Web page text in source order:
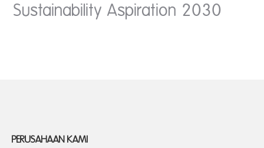
Sustainability Aspiration 2030
PERUSAHAAN KAMI